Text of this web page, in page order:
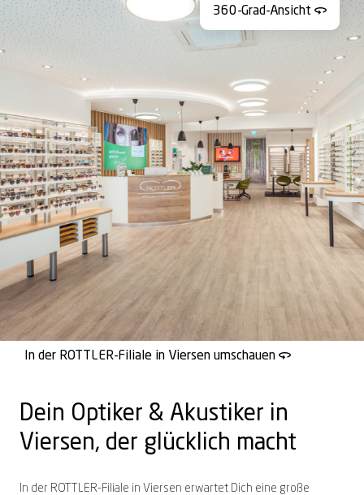
Dein Optiker & Akustiker in
Viersen, der glücklich macht
In der ROTTLER-Filiale in Viersen erwartet Dich eine große
360-Grad-Ansicht
In der ROTTLER-Filiale in Viersen umschauen